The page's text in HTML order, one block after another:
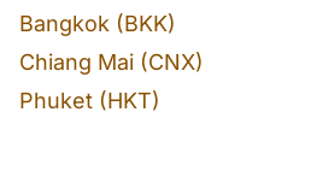
Bangkok (BKK)
Chiang Mai (CNX)
Phuket (HKT)